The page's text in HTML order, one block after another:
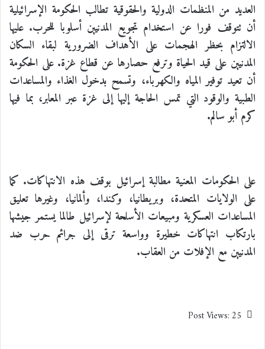
العديد من المنظمات الدولية والحقوقية تطالب الحكومة الإسرائيلية
أن تتوقف فورا عن استخدام تجويع المدنيين أسلوبا للحرب. عليها
الالتزام بحظر الهجمات على الأهداف الضرورية لبقاء السكان
المدنيين على قيد الحياة وترفع حصارها عن قطاع غزة. على الحكومة
أن تعيد توفير المياه والكهرباء، وتسمح بدخول الغذاء والمساعدات
الطبية والوقود التي تمس الحاجة إليها إلى غزة عبر المعابر، بما فيها
كرم أبو سالم.
على الحكومات المعنية مطالبة إسرائيل بوقف هذه الانتهاكات. كما
على الولايات المتحدة، وبريطانيا، وكندا، وألمانيا، وغيرها تعليق
المساعدات العسكرية ومبيعات الأسلحة لإسرائيل طالما يستمر جيشها
بارتكاب انتهاكات خطيرة وواسعة ترقى إلى جرائم حرب ضد
المدنيين مع الإفلات من العقاب.
Post Views:25